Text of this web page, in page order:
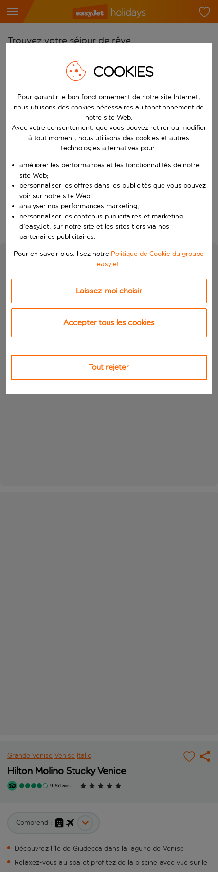
Trouvez votre séjour de rêve
Choisissez votre aéroport
Commencez à taper pour la saisie automatique. Lorsque les
Choisissez votre destination
Vers
Choisissez vos dates
Quand
Qui
Rechercher
Grande Venise Venise Italie
Hilton Molino Stucky Venice
9 361 avis
Comprend :
Découvrez l’île de Giudecca dans la lagune de Venise
Relaxez-vous au spa et profitez de la piscine avec vue sur le
COOKIES
Pour garantir le bon fonctionnement de notre site Internet,
nous utilisons des cookies nécessaires au fonctionnement de
notre site Web.
Avec votre consentement, que vous pouvez retirer ou modifier
à tout moment, nous utilisons des cookies et autres
technologies alternatives pour:
améliorer les performances et les fonctionnalités de notre
site Web;
personnaliser les offres dans les publicités que vous pouvez
voir sur notre site Web;
analyser nos performances marketing;
personnaliser les contenus publicitaires et marketing
d'easyJet, sur notre site et les sites tiers via nos
partenaires publicitaires.
Pour en savoir plus, lisez notre Politique de Cookie du groupe
easyjet.
Laissez-moi choisir
Accepter tous les cookies
Tout rejeter